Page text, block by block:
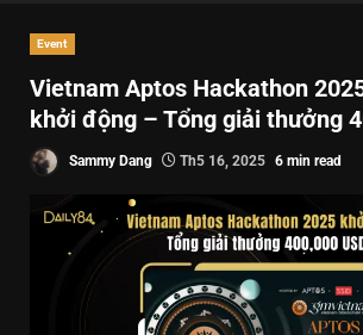
Event
Vietnam Aptos Hackathon
khởi động – Tổng giải thưởng
Sammy Dang Th5 16, 2025 6 min read